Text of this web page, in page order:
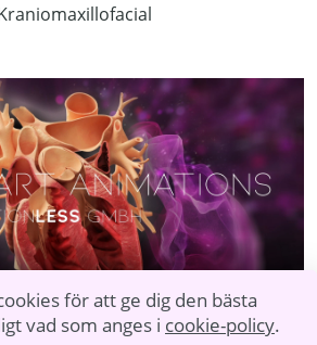
för att ge dig den bästa
vad som anges i cookie-policy.